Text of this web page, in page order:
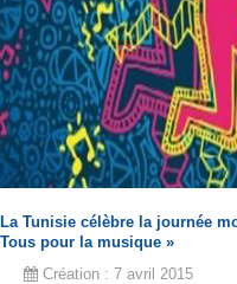
La Tunisie célèbre la journée
Tous pour la musique »
Création : 7 avril 2015